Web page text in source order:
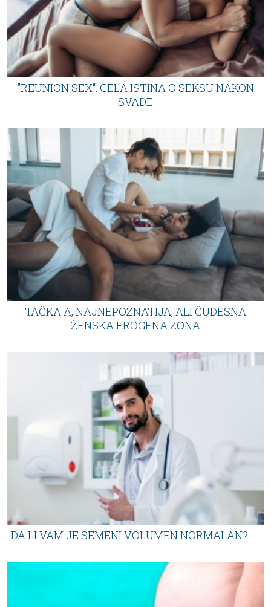
"REUNION SEX“: CELA ISTINA O SEKSU NAKON
SVAĐE
TAČKA A, NAJNEPOZNATIJA, ALI ČUDESNA
ŽENSKA EROGENA ZONA
DA LI VAM JE SEMENI VOLUMEN NORMALAN?